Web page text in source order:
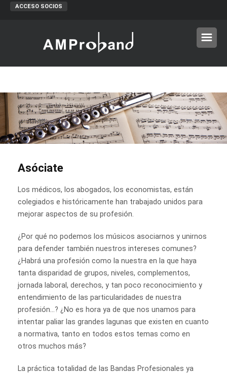
ACCESO SOCIOS
Asóciate
Los médicos, los abogados, los economistas, están
colegiados e históricamente han trabajado unidos para
mejorar aspectos de su profesión.
¿Por qué no podemos los músicos asociarnos y unirnos
para defender también nuestros intereses comunes?
¿Habrá una profesión como la nuestra en la que haya
tanta disparidad de grupos, niveles, complementos,
jornada laboral, derechos, y tan poco reconocimiento y
entendimiento de las particularidades de nuestra
profesión…? ¿No es hora ya de que nos unamos para
intentar paliar las grandes lagunas que existen en cuanto
a normativa, tanto en todos estos temas como en
otros muchos más?
La práctica totalidad de las Bandas Profesionales ya